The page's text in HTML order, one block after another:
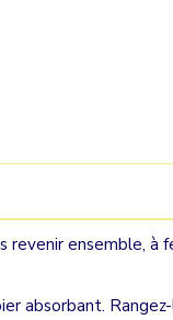
ensemble, à
absorbant.